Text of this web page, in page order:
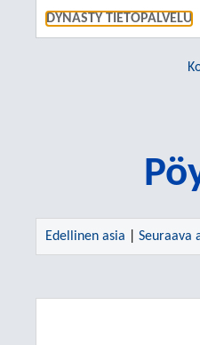
DYNASTY TIETOPALVELU
Edellinen asia Seuraava